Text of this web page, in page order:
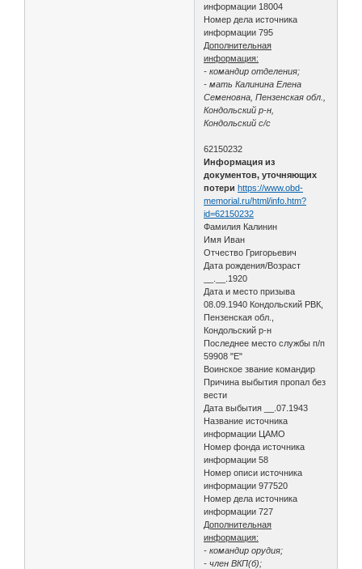
информации 18004
Номер дела источника
информации 795
Дополнительная
информация:
- командир отделения;
- мать Калинина Елена
Семеновна, Пензенская обл.,
Кондольский р-н,
Кондольский с/с
62150232
Информация из
документов, уточняющих
потери https://www.obd-
memorial.ru/html/info.htm?
id=62150232
Фамилия Калинин
Имя Иван
Отчество Григорьевич
Дата рождения/Возраст
__.__.1920
Дата и место призыва
08.09.1940 Кондольский РВК,
Пензенская обл.,
Кондольский р-н
Последнее место службы п/п
59908 "Е"
Воинское звание командир
Причина выбытия пропал без
вести
Дата выбытия __.07.1943
Название источника
информации ЦАМО
Номер фонда источника
информации 58
Номер описи источника
информации 977520
Номер дела источника
информации 727
Дополнительная
информация:
- командир орудия;
- член ВКП(б);